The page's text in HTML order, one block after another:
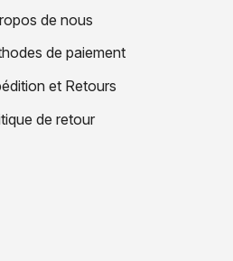
de nous
de paiement
et Retours
de retour